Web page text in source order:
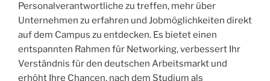
Personalverantwortliche zu treffen, mehr über
Unternehmen zu erfahren und Jobmöglichkeiten direkt
auf dem Campus zu entdecken. Es bietet einen
entspannten Rahmen für Networking, verbessert Ihr
Verständnis für den deutschen Arbeitsmarkt und
erhöht Ihre Chancen, nach dem Studium als